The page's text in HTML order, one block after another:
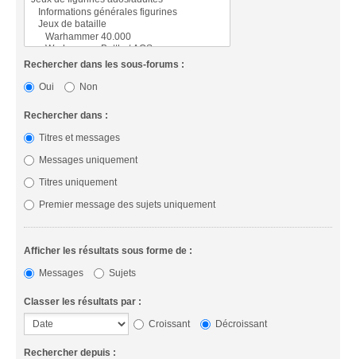
Rechercher dans les sous-forums :
Oui
Non
Rechercher dans :
Titres et messages
Messages uniquement
Titres uniquement
Premier message des sujets uniquement
Afficher les résultats sous forme de :
Messages
Sujets
Classer les résultats par :
Croissant
Décroissant
Rechercher depuis :